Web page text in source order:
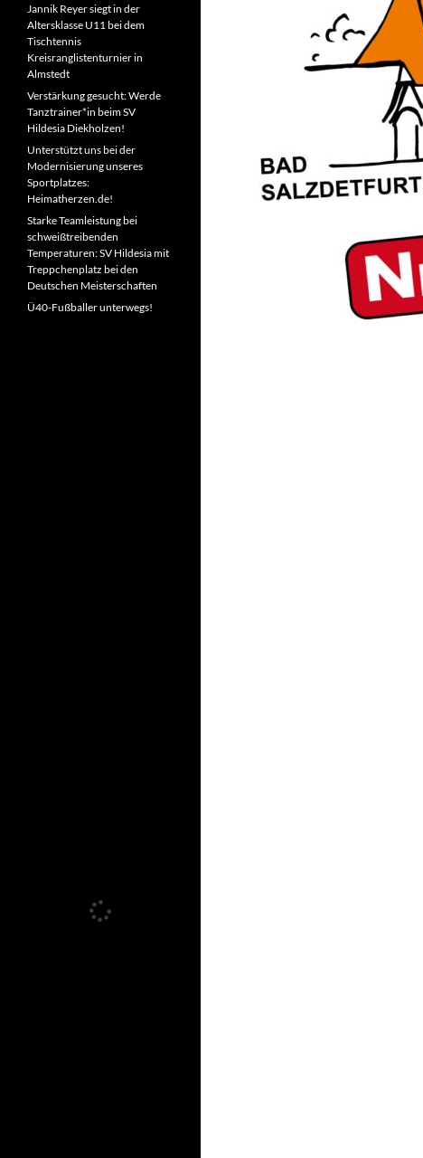
Jannik Reyer siegt in der
Altersklasse U11 bei dem
Tischtennis
Kreisranglistenturnier in
Almstedt
Verstärkung gesucht: Werde
Tanztrainer*in beim SV
Hildesia Diekholzen!
Unterstützt uns bei der
Modernisierung unseres
Sportplatzes:
Heimatherzen.de!
Starke Teamleistung bei
schweißtreibenden
Temperaturen: SV Hildesia mit
Treppchenplatz bei den
Deutschen Meisterschaften
Ü40-Fußballer unterwegs!